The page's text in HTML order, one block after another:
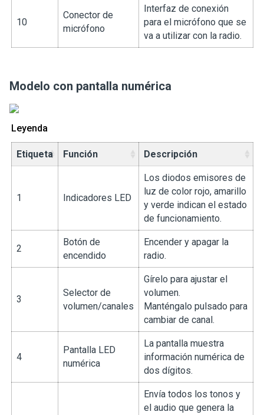
10
Conector de
micrófono
Interfaz de conexión
para el micrófono que se
va a utilizar con la radio.
Modelo con pantalla numérica
Leyenda
Etiqueta Función Descripción
1 Indicadores LED
Los diodos emisores de
luz de color rojo, amarillo
y verde indican el estado
de funcionamiento.
2
Botón de
encendido
Encender y apagar la
radio.
3
Selector de
volumen/canales
Gírelo para ajustar el
volumen.
Manténgalo pulsado para
cambiar de canal.
4
Pantalla LED
numérica
La pantalla muestra
información numérica de
dos dígitos.
Envía todos los tonos y
el audio que genera la